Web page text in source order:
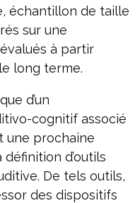
échantillon de taille
sur une
à partir
long terme.
d’un
cognitif associé
une prochaine
d’outils
De tels outils,
des dispositifs